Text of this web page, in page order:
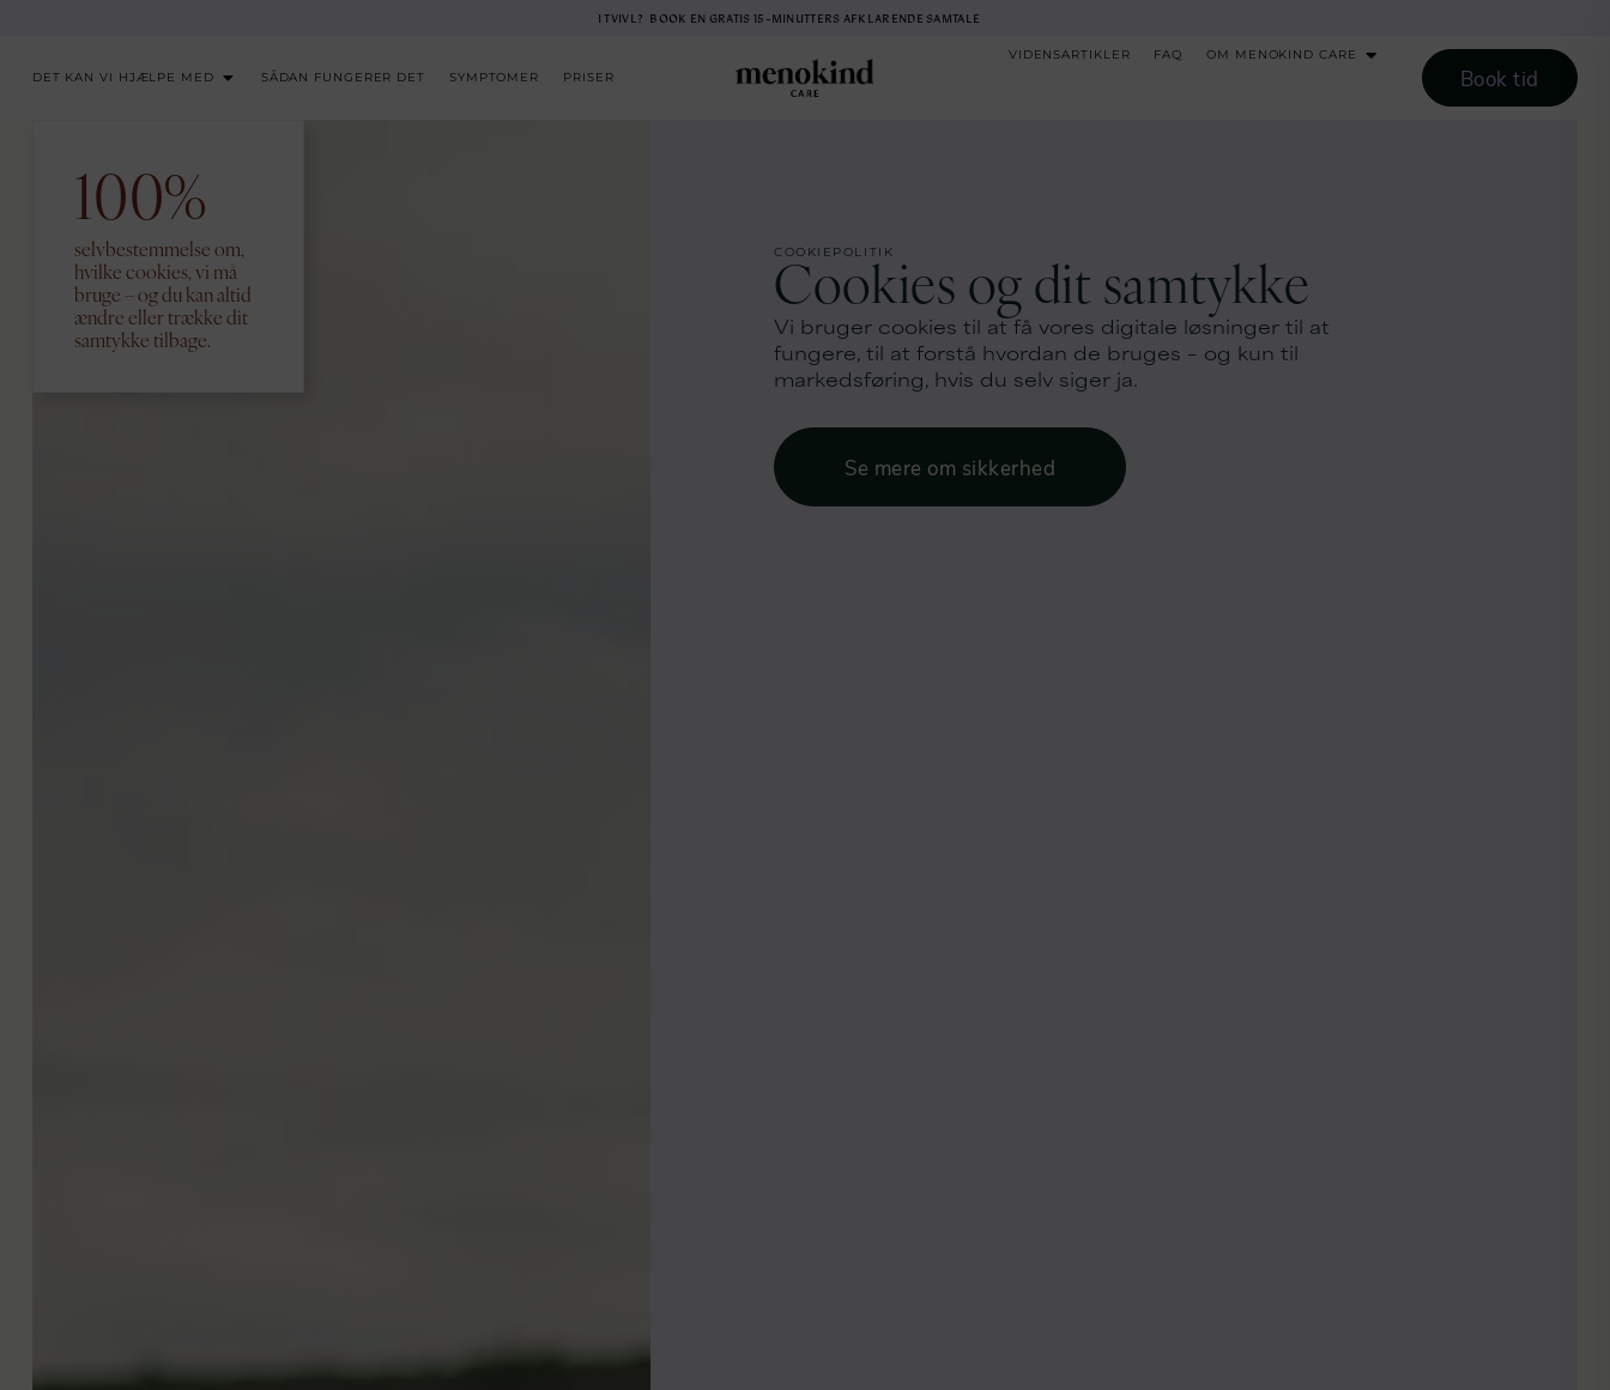
I TVIVL? BOOK EN GRATIS 15-MINUTTERS AFKLARENDE SAMTALE
DET KAN VI HJÆLPE MED SÅDAN FUNGERER DET SYMPTOMER PRISER
VIDENSARTIKLER FAQ OM MENOKIND CARE
Book tid
100%
selvbestemmelse om,
hvilke cookies, vi må
bruge – og du kan altid
ændre eller trække dit
samtykke tilbage.
COOKIEPOLITIK
Cookies og dit samtykke
Vi bruger cookies til at få vores digitale løsninger til at
fungere, til at forstå hvordan de bruges – og kun til
markedsføring, hvis du selv siger ja.
Se mere om sikkerhed